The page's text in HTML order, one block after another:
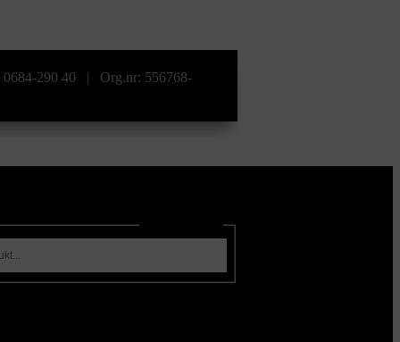
0684-290 40 | Org.nr: 556768-